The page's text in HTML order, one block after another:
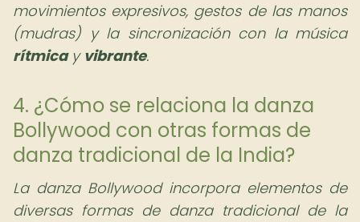
movimientos expresivos, gestos de las manos
(mudras) y la sincronización con la música
rítmicay vibrante.
4. ¿Cómo se relaciona la danza
Bollywood con otras formas de
danza tradicional de la India?
La danza Bollywood incorpora elementos de
diversas formas de danza tradicional de la